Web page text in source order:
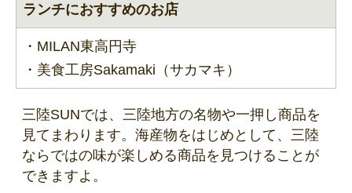
ランチにおすすめのお店
・MILAN東高円寺
・美食工房Sakamaki（サカマキ）
三陸SUNでは、三陸地方の名物や一押し商品を
見てまわります。海産物をはじめとして、三陸
ならではの味が楽しめる商品を見つけることが
できますよ。